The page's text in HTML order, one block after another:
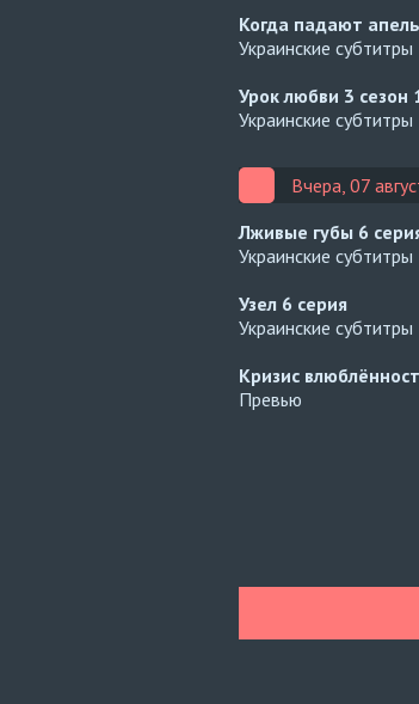
Когда падают
Украинские субтитры
Урок любви 3 сезон
Украинские субтитры
Вчера, 07
Лживые губы 6
Украинские субтитры
Узел 6 серия
Украинские субтитры
Кризис
Превью